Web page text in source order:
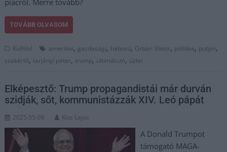
piacról. Merre tovább?
TOVÁBB OLVASOM
Külföld amerikai, gazdasági, háború, Orbán Viktor, politika, putyin,
szakértő, tarjányi péter, trump, ultimátum, üzlet
Elképesztő: Trump propagandistái már durván
szidják, sőt, kommunistázzák XIV. Leó pápát
2025.05.09. Kiss Lajos
A Donald Trumpot
támogató MAGA-